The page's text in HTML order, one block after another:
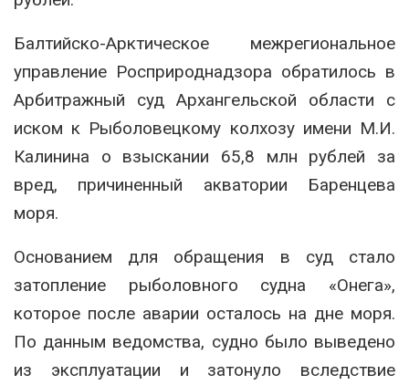
Балтийско-Арктическое межрегиональное
управление Росприроднадзора обратилось в
Арбитражный суд Архангельской области с
иском к Рыболовецкому колхозу имени М.И.
Калинина о взыскании 65,8 млн рублей за
вред, причиненный акватории Баренцева
моря.
Основанием для обращения в суд стало
затопление рыболовного судна «Онега»,
которое после аварии осталось на дне моря.
По данным ведомства, судно было выведено
из эксплуатации и затонуло вследствие